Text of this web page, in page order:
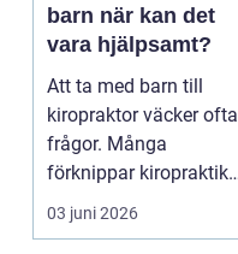
barn när kan det
vara hjälpsamt?
Att ta med barn till
kiropraktor väcker ofta
frågor. Många
förknippar kiropraktik
med vuxna och rygg...
03 juni 2026